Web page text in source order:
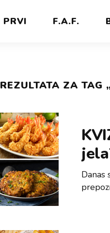
PRVI F.A.F.
REZULTATA ZA TAG
Danas